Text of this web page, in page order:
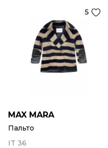
5
MAX MARA
Пальто
IT 36